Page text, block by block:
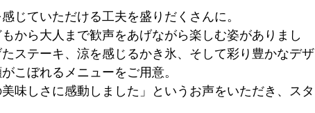
じていただける工夫を盛りだくさんに。
から大人まで歓声をあげながら楽しむ姿がありまし
ステーキ、涼を感じるかき氷、そして彩り豊かなデザ
こぼれるメニューをご用意。
味しさに感動しました」というお声をいただき、スタ